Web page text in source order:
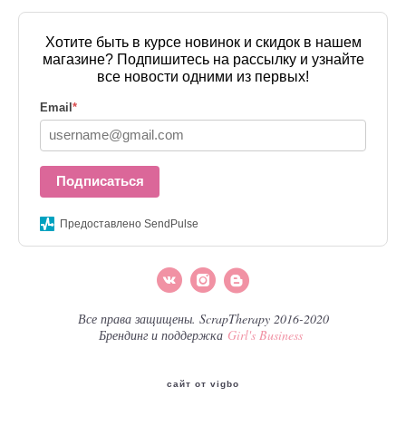
Хотите быть в курсе новинок и скидок в нашем
магазине? Подпишитесь на рассылку и узнайте
все новости одними из первых!
Email*
Подписаться
Предоставлено SendPulse
Все права защищены. ScrapTherapy 2016-2020
Брендинг и поддержка Girl's Business
сайт от vigbo